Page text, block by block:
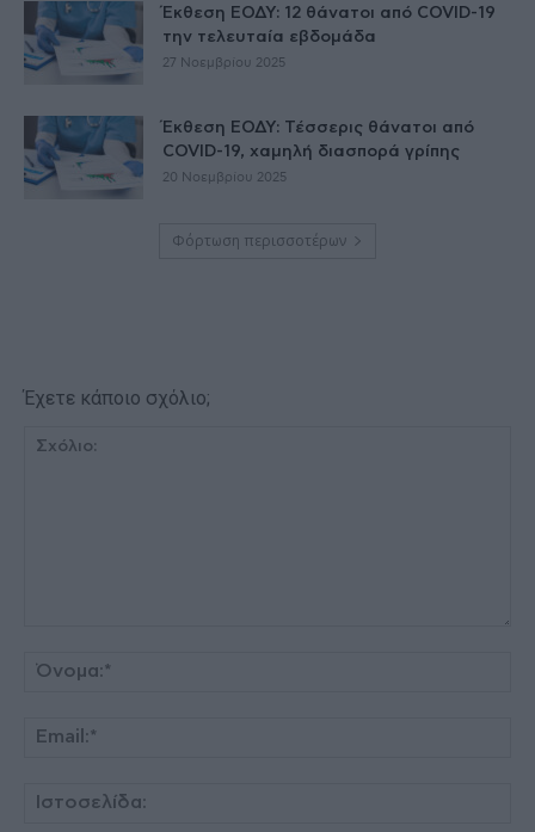
Έκθεση ΕΟΔΥ: 12 θάνατοι από COVID-19
την τελευταία εβδομάδα
27 Νοεμβρίου 2025
Έκθεση ΕΟΔΥ: Τέσσερις θάνατοι από
COVID-19, χαμηλή διασπορά γρίπης
20 Νοεμβρίου 2025
Φόρτωση περισσοτέρων
Έχετε κάποιο σχόλιο;